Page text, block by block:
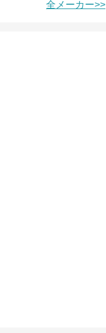
全メーカー>>